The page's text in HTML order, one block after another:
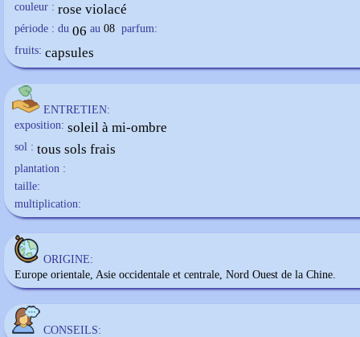
couleur : rose violacé
période : du 06 au 08 parfum:
fruits: capsules
ENTRETIEN:
exposition: soleil à mi-ombre
sol : tous sols frais
plantation :
taille:
multiplication:
ORIGINE:
Europe orientale, Asie occidentale et centrale, Nord Ouest de la Chine.
CONSEILS: